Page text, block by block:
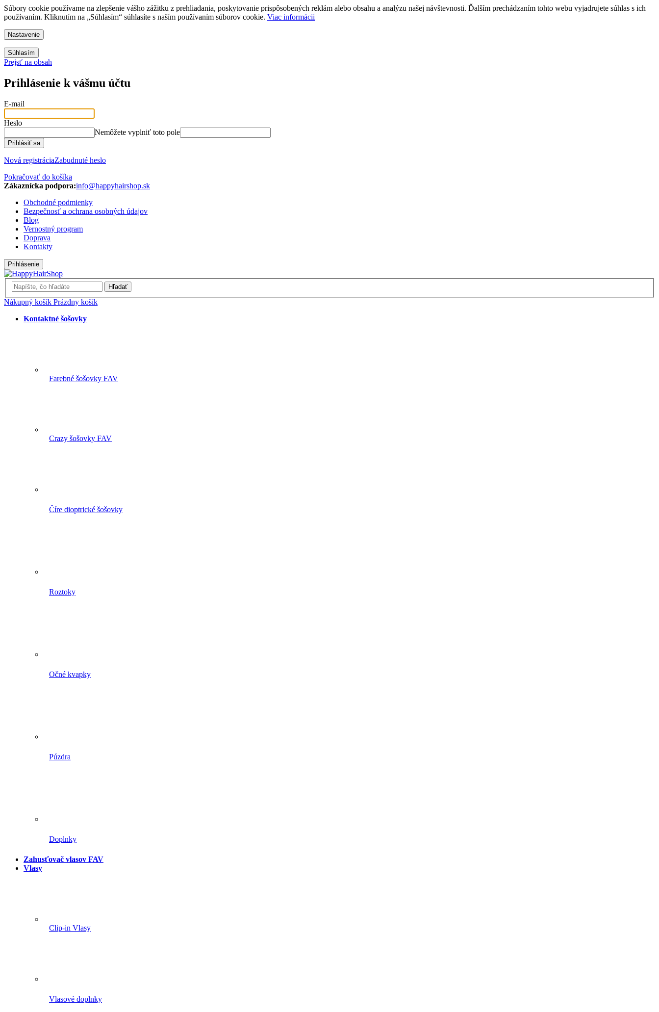
Súbory cookie používame na zlepšenie vášho zážitku z prehliadania, poskytovanie prispôsobených reklám alebo obsahu a analýzu našej návštevnosti. Ďalším prechádzaním tohto webu vyjadrujete súhlas s ich
používaním. Kliknutím na „Súhlasím“ súhlasíte s naším používaním súborov cookie. Viac informácii
Nastavenie
Súhlasím
Prejsť na obsah
Prihlásenie k vášmu účtu
E-mail
Heslo
Nemôžete vyplniť toto pole
Prihlásiť sa
Nová registráciaZabudnuté heslo
Pokračovať do košíka
Zákaznícka podpora:info@happyhairshop.sk
Obchodné podmienky
Bezpečnosť a ochrana osobných údajov
Blog
Vernostný program
Doprava
Kontakty
Prihlásenie
Hľadať
Nákupný košík Prázdny košík
Kontaktné šošovky
Farebné šošovky FAV
Crazy šošovky FAV
Číre dioptrické šošovky
Roztoky
Očné kvapky
Púzdra
Doplnky
Zahusťovač vlasov FAV
Vlasy
Clip-in Vlasy
Vlasové doplnky